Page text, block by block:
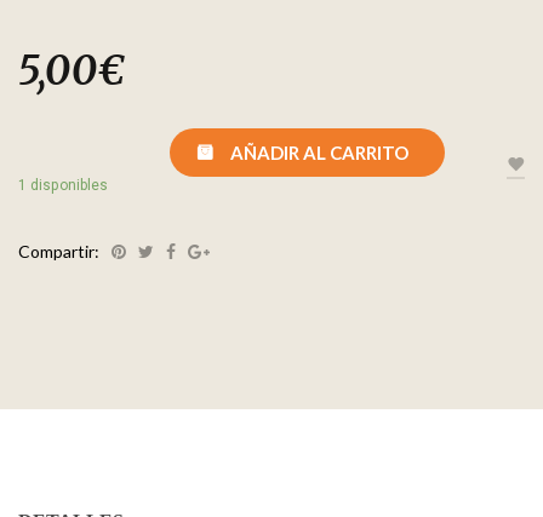
5,00€
1 disponibles
AÑADIR AL CARRITO
Compartir: